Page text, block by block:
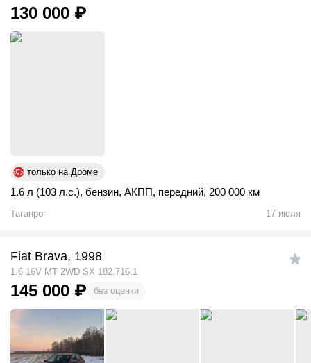
130 000 ₽
только на Дроме
1.6 л (103 л.с.), бензин, АКПП, передний, 200 000 км
Таганрог 17 июля
Fiat Brava, 1998
1.6 16V MT 2WD SX 182.716.1
145 000 ₽ без оценки